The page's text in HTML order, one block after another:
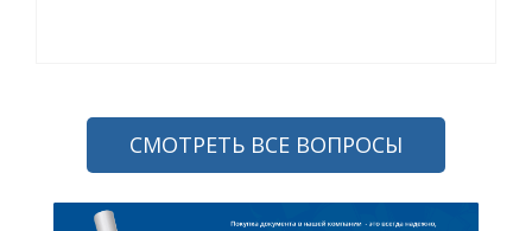
СМОТРЕТЬ ВСЕ ВОПРОСЫ